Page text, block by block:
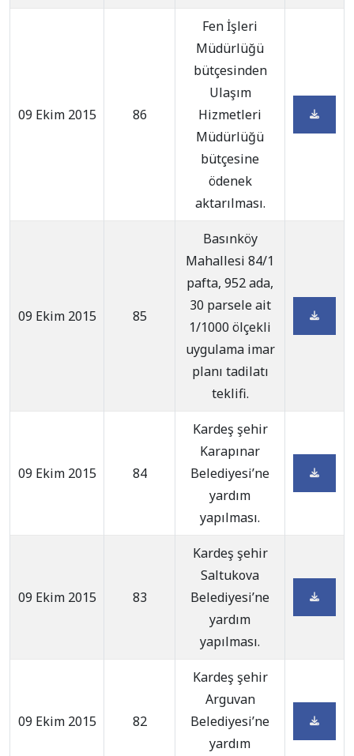
09 Ekim 2015 86
Fen İşleri
Müdürlüğü
bütçesinden
Ulaşım
Hizmetleri
Müdürlüğü
bütçesine
ödenek
aktarılması.
09 Ekim 2015 85
Basınköy
Mahallesi 84/1
pafta, 952 ada,
30 parsele ait
1/1000 ölçekli
uygulama imar
planı tadilatı
teklifi.
09 Ekim 2015 84
Kardeş şehir
Karapınar
Belediyesi’ne
yardım
yapılması.
09 Ekim 2015 83
Kardeş şehir
Saltukova
Belediyesi’ne
yardım
yapılması.
09 Ekim 2015 82
Kardeş şehir
Arguvan
Belediyesi’ne
yardım